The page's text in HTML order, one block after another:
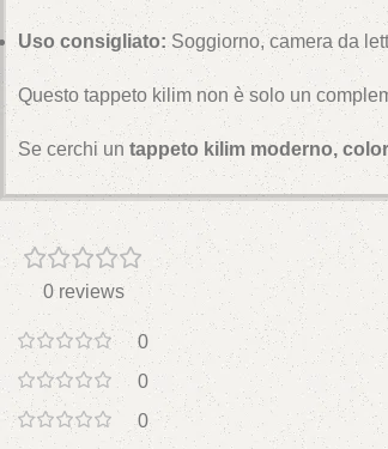
Uso consigliato:Soggiorno, camera da
Questo tappeto kilim non è solo un
Se cerchi un tappeto kilim moderno,
0 reviews
0
0
0